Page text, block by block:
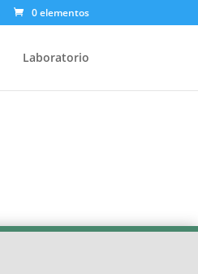
0 elementos
Laboratorio